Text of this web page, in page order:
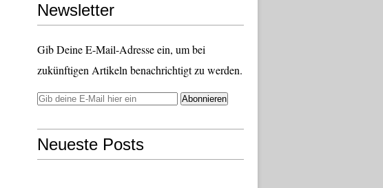
Newsletter
Gib Deine E-Mail-Adresse ein, um bei
zukünftigen Artikeln benachrichtigt zu werden.
Neueste Posts